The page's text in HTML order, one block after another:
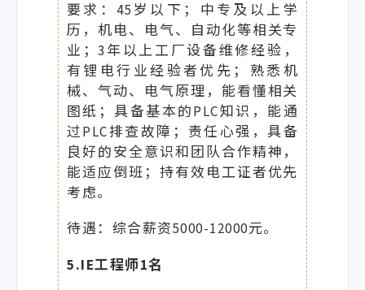
要求：45岁以下；中专及以上学
历，机电、电气、自动化等相关专
业；3年以上工厂设备维修经验，
有锂电行业经验者优先；熟悉机
械、气动、电气原理，能看懂相关
图纸；具备基本的PLC知识，能通
过PLC排查故障；责任心强，具备
良好的安全意识和团队合作精神，
能适应倒班；持有效电工证者优先
考虑。
待遇：综合薪资5000-12000元。
5.IE工程师1名